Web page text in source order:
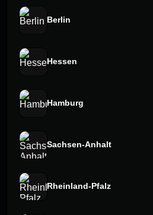
Berlin
Hessen
Hamburg
Sachsen-Anhalt
Rheinland-Pfalz